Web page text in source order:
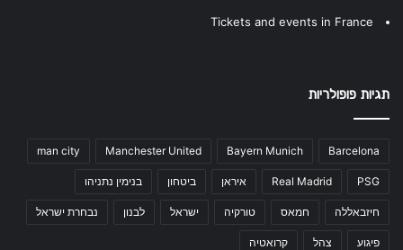
Tickets and events in France
תגיות פופולריות
Barcelona
Bayern Munich
Manchester United
man city
PSG
Real Madrid איראן ביטחון בנימין נתניהו
חיזבאללה חמאס טורקיה ישראל לבנון נבחרת ישראל
פיגוע צהל קרואטיה